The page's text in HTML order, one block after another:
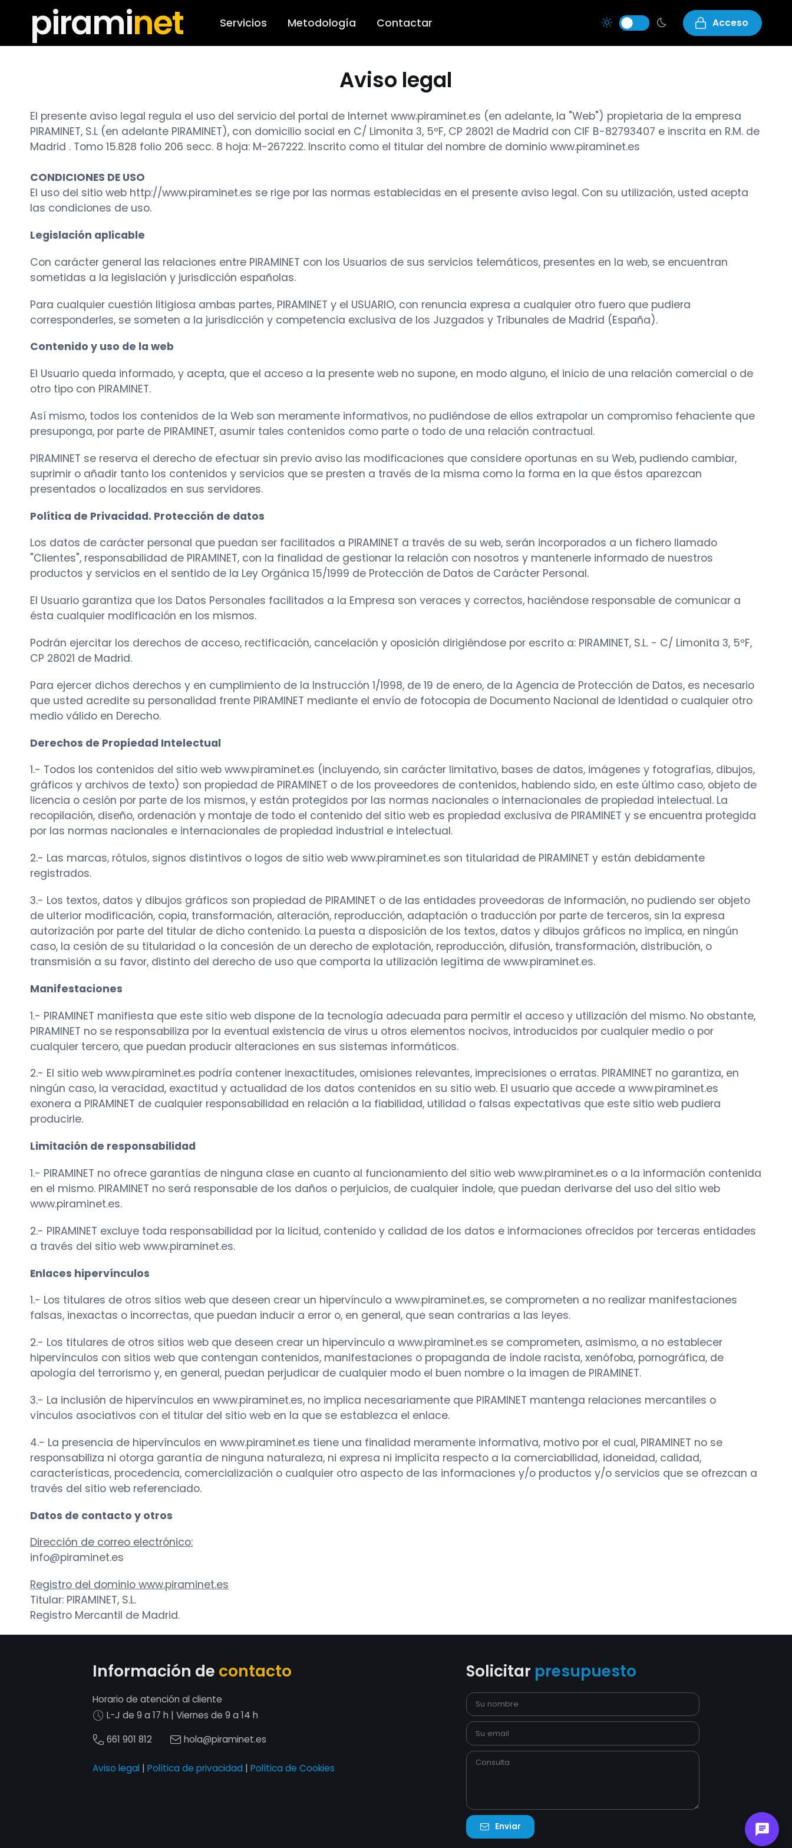
piraminet Acceso
Servicios Metodología Contactar
Aviso legal
El presente aviso legal regula el uso del servicio del portal de Internet www.piraminet.es (en adelante, la "Web") propietaria de la empresa
PIRAMINET, S.L (en adelante PIRAMINET), con domicilio social en C/ Limonita 3, 5ºF, CP 28021 de Madrid con CIF B-82793407 e inscrita en R.M. de
Madrid . Tomo 15.828 folio 206 secc. 8 hoja: M-267222. Inscrito como el titular del nombre de dominio www.piraminet.es
CONDICIONES DE USO
El uso del sitio web http://www.piraminet.es se rige por las normas establecidas en el presente aviso legal. Con su utilización, usted acepta
las condiciones de uso.
Legislación aplicable
Con carácter general las relaciones entre PIRAMINET con los Usuarios de sus servicios telemáticos, presentes en la web, se encuentran
sometidas a la legislación y jurisdicción españolas.
Para cualquier cuestión litigiosa ambas partes, PIRAMINET y el USUARIO, con renuncia expresa a cualquier otro fuero que pudiera
corresponderles, se someten a la jurisdicción y competencia exclusiva de los Juzgados y Tribunales de Madrid (España).
Contenido y uso de la web
El Usuario queda informado, y acepta, que el acceso a la presente web no supone, en modo alguno, el inicio de una relación comercial o de
otro tipo con PIRAMINET.
Así mismo, todos los contenidos de la Web son meramente informativos, no pudiéndose de ellos extrapolar un compromiso fehaciente que
presuponga, por parte de PIRAMINET, asumir tales contenidos como parte o todo de una relación contractual.
PIRAMINET se reserva el derecho de efectuar sin previo aviso las modificaciones que considere oportunas en su Web, pudiendo cambiar,
suprimir o añadir tanto los contenidos y servicios que se presten a través de la misma como la forma en la que éstos aparezcan
presentados o localizados en sus servidores.
Política de Privacidad. Protección de datos
Los datos de carácter personal que puedan ser facilitados a PIRAMINET a través de su web, serán incorporados a un fichero llamado
"Clientes", responsabilidad de PIRAMINET, con la finalidad de gestionar la relación con nosotros y mantenerle informado de nuestros
productos y servicios en el sentido de la Ley Orgánica 15/1999 de Protección de Datos de Carácter Personal.
El Usuario garantiza que los Datos Personales facilitados a la Empresa son veraces y correctos, haciéndose responsable de comunicar a
ésta cualquier modificación en los mismos.
Podrán ejercitar los derechos de acceso, rectificación, cancelación y oposición dirigiéndose por escrito a: PIRAMINET, S.L. - C/ Limonita 3, 5ºF,
CP 28021 de Madrid.
Para ejercer dichos derechos y en cumplimiento de la Instrucción 1/1998, de 19 de enero, de la Agencia de Protección de Datos, es necesario
que usted acredite su personalidad frente PIRAMINET mediante el envío de fotocopia de Documento Nacional de Identidad o cualquier otro
medio válido en Derecho.
Derechos de Propiedad Intelectual
1.- Todos los contenidos del sitio web www.piraminet.es (incluyendo, sin carácter limitativo, bases de datos, imágenes y fotografías, dibujos,
gráficos y archivos de texto) son propiedad de PIRAMINET o de los proveedores de contenidos, habiendo sido, en este último caso, objeto de
licencia o cesión por parte de los mismos, y están protegidos por las normas nacionales o internacionales de propiedad intelectual. La
recopilación, diseño, ordenación y montaje de todo el contenido del sitio web es propiedad exclusiva de PIRAMINET y se encuentra protegida
por las normas nacionales e internacionales de propiedad industrial e intelectual.
2.- Las marcas, rótulos, signos distintivos o logos de sitio web www.piraminet.es son titularidad de PIRAMINET y están debidamente
registrados.
3.- Los textos, datos y dibujos gráficos son propiedad de PIRAMINET o de las entidades proveedoras de información, no pudiendo ser objeto
de ulterior modificación, copia, transformación, alteración, reproducción, adaptación o traducción por parte de terceros, sin la expresa
autorización por parte del titular de dicho contenido. La puesta a disposición de los textos, datos y dibujos gráficos no implica, en ningún
caso, la cesión de su titularidad o la concesión de un derecho de explotación, reproducción, difusión, transformación, distribución, o
transmisión a su favor, distinto del derecho de uso que comporta la utilización legítima de www.piraminet.es.
Manifestaciones
1.- PIRAMINET manifiesta que este sitio web dispone de la tecnología adecuada para permitir el acceso y utilización del mismo. No obstante,
PIRAMINET no se responsabiliza por la eventual existencia de virus u otros elementos nocivos, introducidos por cualquier medio o por
cualquier tercero, que puedan producir alteraciones en sus sistemas informáticos.
2.- El sitio web www.piraminet.es podría contener inexactitudes, omisiones relevantes, imprecisiones o erratas. PIRAMINET no garantiza, en
ningún caso, la veracidad, exactitud y actualidad de los datos contenidos en su sitio web. El usuario que accede a www.piraminet.es
exonera a PIRAMINET de cualquier responsabilidad en relación a la fiabilidad, utilidad o falsas expectativas que este sitio web pudiera
producirle.
Limitación de responsabilidad
1.- PIRAMINET no ofrece garantías de ninguna clase en cuanto al funcionamiento del sitio web www.piraminet.es o a la información contenida
en el mismo. PIRAMINET no será responsable de los daños o perjuicios, de cualquier índole, que puedan derivarse del uso del sitio web
www.piraminet.es.
2.- PIRAMINET excluye toda responsabilidad por la licitud, contenido y calidad de los datos e informaciones ofrecidos por terceras entidades
a través del sitio web www.piraminet.es.
Enlaces hipervínculos
1.- Los titulares de otros sitios web que deseen crear un hipervínculo a www.piraminet.es, se comprometen a no realizar manifestaciones
falsas, inexactas o incorrectas, que puedan inducir a error o, en general, que sean contrarias a las leyes.
2.- Los titulares de otros sitios web que deseen crear un hipervínculo a www.piraminet.es se comprometen, asimismo, a no establecer
hipervínculos con sitios web que contengan contenidos, manifestaciones o propaganda de índole racista, xenófoba, pornográfica, de
apología del terrorismo y, en general, puedan perjudicar de cualquier modo el buen nombre o la imagen de PIRAMINET.
3.- La inclusión de hipervínculos en www.piraminet.es, no implica necesariamente que PIRAMINET mantenga relaciones mercantiles o
vínculos asociativos con el titular del sitio web en la que se establezca el enlace.
4.- La presencia de hipervínculos en www.piraminet.es tiene una finalidad meramente informativa, motivo por el cual, PIRAMINET no se
responsabiliza ni otorga garantía de ninguna naturaleza, ni expresa ni implícita respecto a la comerciabilidad, idoneidad, calidad,
características, procedencia, comercialización o cualquier otro aspecto de las informaciones y/o productos y/o servicios que se ofrezcan a
través del sitio web referenciado.
Datos de contacto y otros
Dirección de correo electrónico:
info@piraminet.es
Registro del dominio www.piraminet.es
Titular: PIRAMINET, S.L.
Registro Mercantil de Madrid.
Información de contacto
Horario de atención al cliente
L-J de 9 a 17 h | Viernes de 9 a 14 h
661 901 812
hola@piraminet.es
Aviso legal | Política de privacidad | Política de Cookies
Solicitar presupuesto
Enviar